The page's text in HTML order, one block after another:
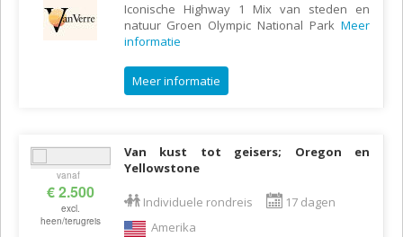
Iconische Highway 1 Mix van steden en
natuur Groen Olympic National Park Meer
informatie
Meer informatie
vanaf
€ 2.500
excl.
heen/terugreis
Van kust tot geisers; Oregon en
Yellowstone
Individuele rondreis
17 dagen
Amerika